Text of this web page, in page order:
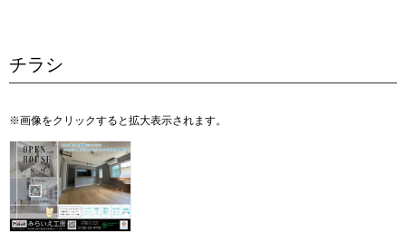
チラシ
※画像をクリックすると拡大表示されます。